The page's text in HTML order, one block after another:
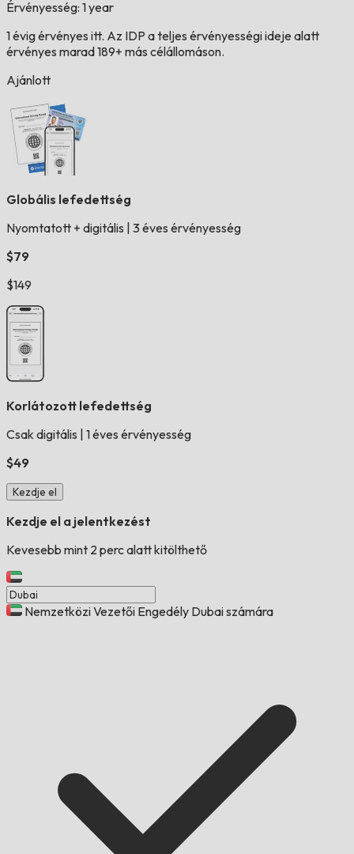
Érvényesség: 1 year
1 évig érvényes itt. Az IDP a teljes érvényességi ideje alatt
érvényes marad 189+ más célállomáson.
Ajánlott
Globális lefedettség
Nyomtatott + digitális 3 éves érvényesség
$79
$149
Korlátozott lefedettség
Csak digitális 1 éves érvényesség
$49
Kezdje el
Kezdje el a jelentkezést
Kevesebb mint 2 perc alatt kitölthető
Nemzetközi Vezetői Engedély Dubai számára